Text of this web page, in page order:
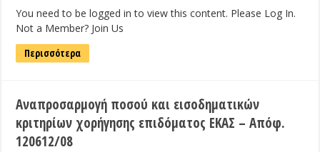
You need to be logged in to view this content. Please Log In.
Not a Member? Join Us
Περισσότερα
Αναπροσαρμογή ποσού και εισοδηματικών
κριτηρίων χορήγησης επιδόματος ΕΚΑΣ – Απόφ.
120612/08